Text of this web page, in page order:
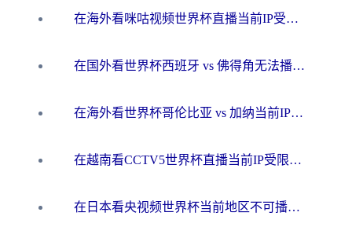
在海外看咪咕视频世界杯直播当前IP受限制？这篇指南帮你搞定所有体育赛事观看难题
在国外看世界杯西班牙 vs 佛得角无法播放？这篇指南帮你解锁所有中文体育直播
在海外看世界杯哥伦比亚 vs 加纳当前IP受限制？这篇指南帮你流畅看中文解说赛事
在越南看CCTV5世界杯直播当前IP受限制？海外党体育观赛终极指南来了
在日本看央视频世界杯当前地区不可播放？海外党体育观赛终极指南